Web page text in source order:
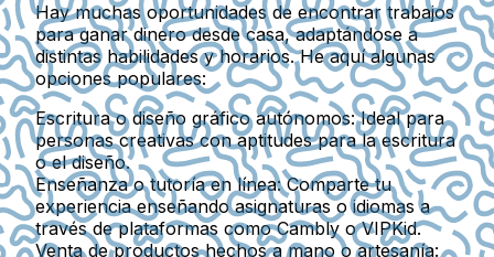
Hay muchas oportunidades de encontrar trabajos
para ganar dinero desde casa, adaptándose a
distintas habilidades y horarios. He aquí algunas
opciones populares:
Escritura o diseño gráfico autónomos:Ideal para
personas creativas con aptitudes para la escritura
o el diseño.
Enseñanza o tutoría en línea:Comparte tu
experiencia enseñando asignaturas o idiomas a
través de plataformas como Cambly o VIPKid.
Venta de productos hechos a mano o artesanía: